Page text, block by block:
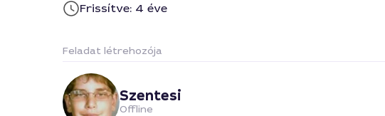
Frissítve: 4 éve
Feladat létrehozója
Szentesi
Offline